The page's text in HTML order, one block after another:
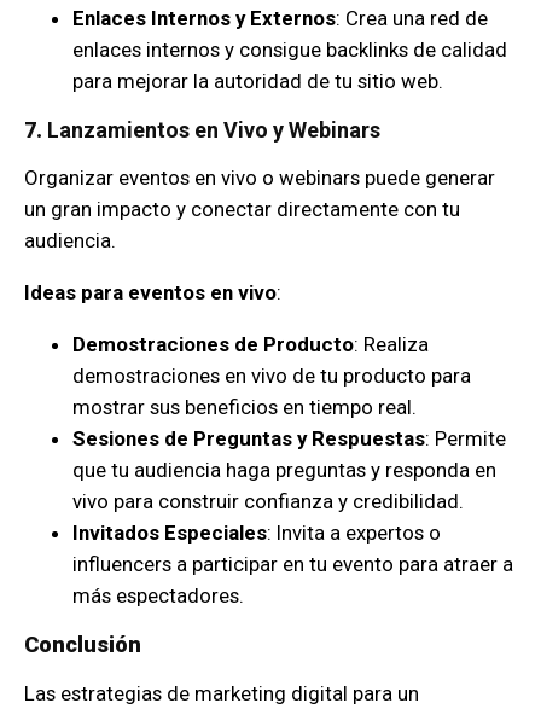
Enlaces Internos y Externos: Crea una red de
enlaces internos y consigue backlinks de calidad
para mejorar la autoridad de tu sitio web.
7. Lanzamientos en Vivo y Webinars
Organizar eventos en vivo o webinars puede generar
un gran impacto y conectar directamente con tu
audiencia.
Ideas para eventos en vivo:
Demostraciones de Producto: Realiza
demostraciones en vivo de tu producto para
mostrar sus beneficios en tiempo real.
Sesiones de Preguntas y Respuestas: Permite
que tu audiencia haga preguntas y responda en
vivo para construir confianza y credibilidad.
Invitados Especiales: Invita a expertos o
influencers a participar en tu evento para atraer a
más espectadores.
Conclusión
Las estrategias de marketing digital para un